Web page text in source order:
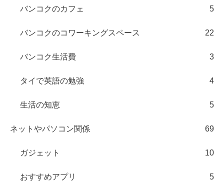
バンコクのカフェ 5
バンコクのコワーキングスペース 22
バンコク生活費 3
タイで英語の勉強 4
生活の知恵 5
ネットやパソコン関係 69
ガジェット 10
おすすめアプリ 5